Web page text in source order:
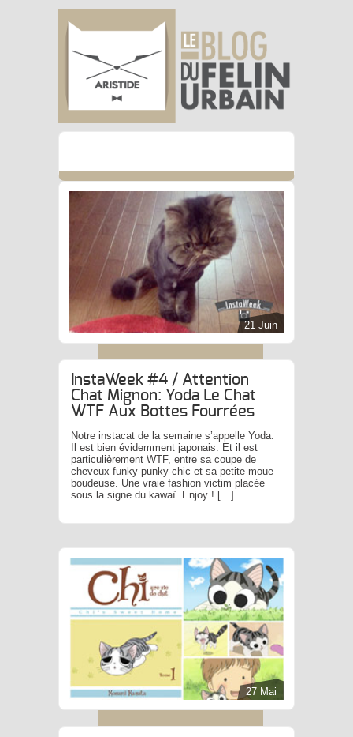
21 Juin
InstaWeek #4 / Attention
Chat Mignon: Yoda Le Chat
WTF Aux Bottes Fourrées
Notre instacat de la semaine s’appelle Yoda.
Il est bien évidemment japonais. Et il est
particulièrement WTF, entre sa coupe de
cheveux funky-punky-chic et sa petite moue
boudeuse. Une vraie fashion victim placée
sous la signe du kawaï. Enjoy ! […]
27 Mai